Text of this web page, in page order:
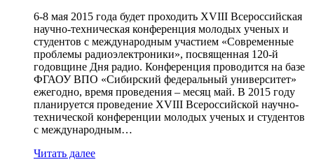
6-8 мая 2015 года будет проходить XVIII Всероссийская
научно-техническая конференция молодых ученых и
студентов с международным участием «Современные
проблемы радиоэлектроники», посвященная 120-й
годовщине Дня радио. Конференция проводится на базе
ФГАОУ ВПО «Сибирский федеральный университет»
ежегодно, время проведения – месяц май. В 2015 году
планируется проведение ХVIII Всероссийской научно-
технической конференции молодых ученых и студентов
с международным…
Читать далее